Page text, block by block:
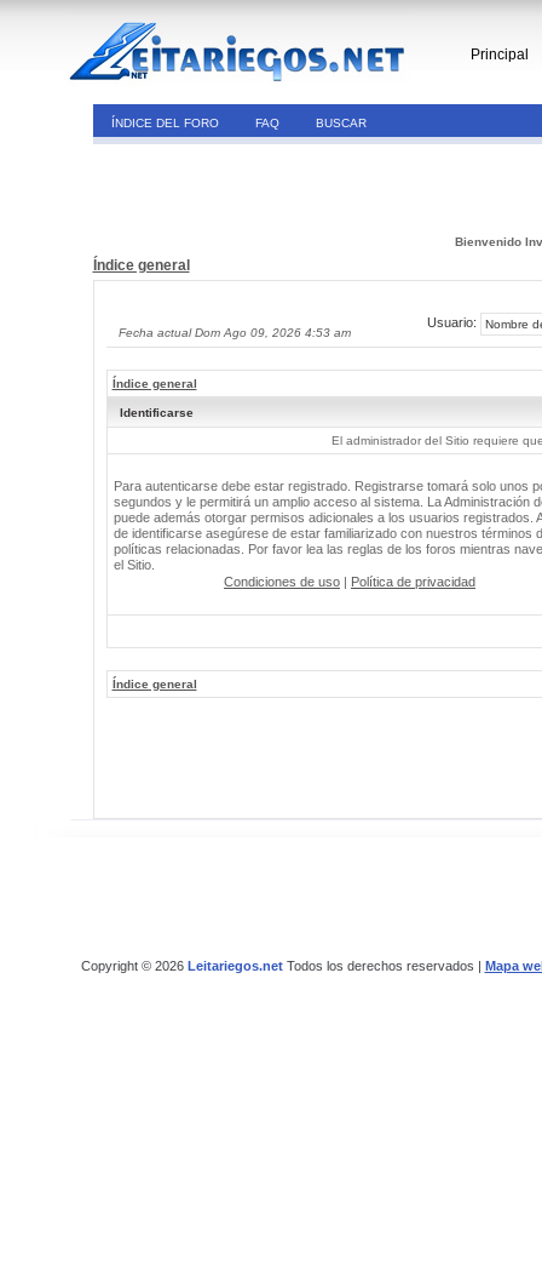
Principal
ÍNDICE DEL FORO FAQ BUSCAR
Bienvenido
Índice general
Fecha actual Dom Ago 09, 2026 4:53 am
Usuario:
Índice general
Identificarse
El administrador del Sitio requiere
Para autenticarse debe estar registrado. Registrarse tomará solo unos
segundos y le permitirá un amplio acceso al sistema. La Administración
puede además otorgar permisos adicionales a los usuarios registrados.
de identificarse asegúrese de estar familiarizado con nuestros términos
políticas relacionadas. Por favor lea las reglas de los foros mientras
el Sitio.
Condiciones de uso | Política de privacidad
Índice general
Copyright © 2026 Leitariegos.netTodos los derechos reservados | Mapa